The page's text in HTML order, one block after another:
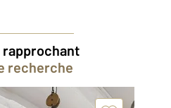
rapprochant
recherche